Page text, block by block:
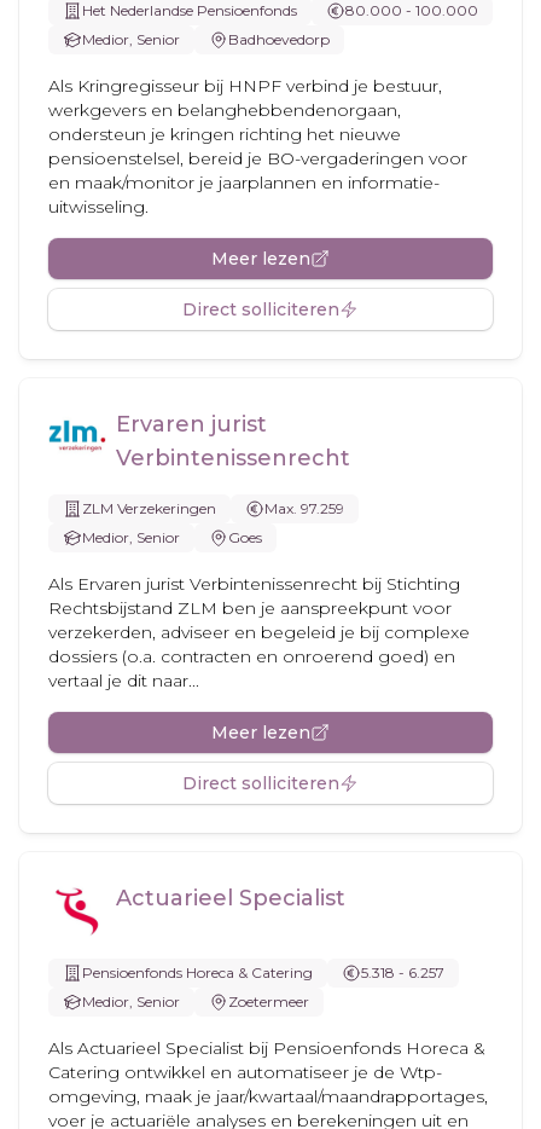
Het Nederlandse Pensioenfonds
80.000 - 100.000
Medior, Senior
Badhoevedorp
Als Kringregisseur bij HNPF verbind je bestuur,
werkgevers en belanghebbendenorgaan,
ondersteun je kringen richting het nieuwe
pensioenstelsel, bereid je BO-vergaderingen voor
en maak/monitor je jaarplannen en informatie-
uitwisseling.
Meer lezen
Direct solliciteren
Ervaren jurist
Verbintenissenrecht
ZLM Verzekeringen
Max. 97.259
Medior, Senior
Goes
Als Ervaren jurist Verbintenissenrecht bij Stichting
Rechtsbijstand ZLM ben je aanspreekpunt voor
verzekerden, adviseer en begeleid je bij complexe
dossiers (o.a. contracten en onroerend goed) en
vertaal je dit naar...
Meer lezen
Direct solliciteren
Actuarieel Specialist
Pensioenfonds Horeca & Catering
5.318 - 6.257
Medior, Senior
Zoetermeer
Als Actuarieel Specialist bij Pensioenfonds Horeca &
Catering ontwikkel en automatiseer je de Wtp-
omgeving, maak je jaar/kwartaal/maandrapportages,
voer je actuariële analyses en berekeningen uit en